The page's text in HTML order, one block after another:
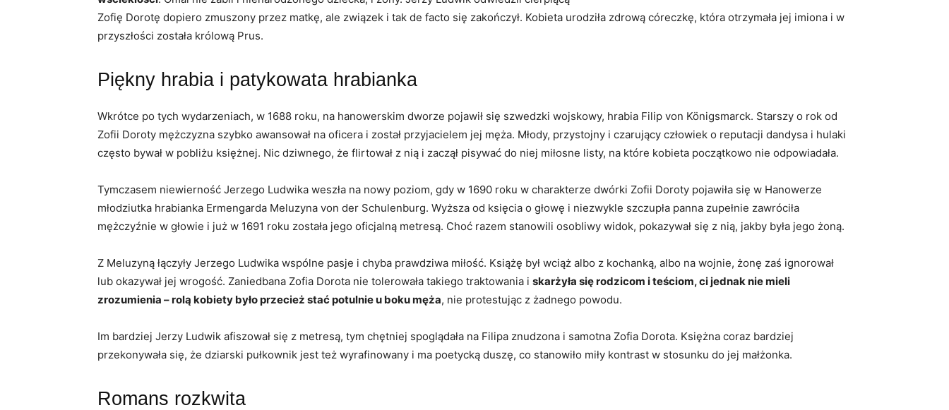
Zofię Dorotę dopiero zmuszony przez matkę, ale związek i tak de facto się zakończył. Kobieta urodziła zdrową córeczkę, która otrzymała jej imiona i w
przyszłości została królową Prus.
Piękny hrabia i patykowata hrabianka
Wkrótce po tych wydarzeniach, w 1688 roku, na hanowerskim dworze pojawił się szwedzki wojskowy, hrabia Filip von Königsmarck. Starszy o rok od
Zofii Doroty mężczyzna szybko awansował na oficera i został przyjacielem jej męża. Młody, przystojny i czarujący człowiek o reputacji dandysa i hulaki
często bywał w pobliżu księżnej. Nic dziwnego, że flirtował z nią i zaczął pisywać do niej miłosne listy, na które kobieta początkowo nie odpowiadała.
Tymczasem niewierność Jerzego Ludwika weszła na nowy poziom, gdy w 1690 roku w charakterze dwórki Zofii Doroty pojawiła się w Hanowerze
młodziutka hrabianka Ermengarda Meluzyna von der Schulenburg. Wyższa od księcia o głowę i niezwykle szczupła panna zupełnie zawróciła
mężczyźnie w głowie i już w 1691 roku została jego oficjalną metresą. Choć razem stanowili osobliwy widok, pokazywał się z nią, jakby była jego żoną.
Z Meluzyną łączyły Jerzego Ludwika wspólne pasje i chyba prawdziwa miłość. Książę był wciąż albo z kochanką, albo na wojnie, żonę zaś ignorował
lub okazywał jej wrogość. Zaniedbana Zofia Dorota nie tolerowała takiego traktowania i skarżyła się rodzicom i teściom, ci jednak nie mieli
zrozumienia – rolą kobiety było przecież stać potulnie u boku męża, nie protestując z żadnego powodu.
Im bardziej Jerzy Ludwik afiszował się z metresą, tym chętniej spoglądała na Filipa znudzona i samotna Zofia Dorota. Księżna coraz bardziej
przekonywała się, że dziarski pułkownik jest też wyrafinowany i ma poetycką duszę, co stanowiło miły kontrast w stosunku do jej małżonka.
Romans rozkwita